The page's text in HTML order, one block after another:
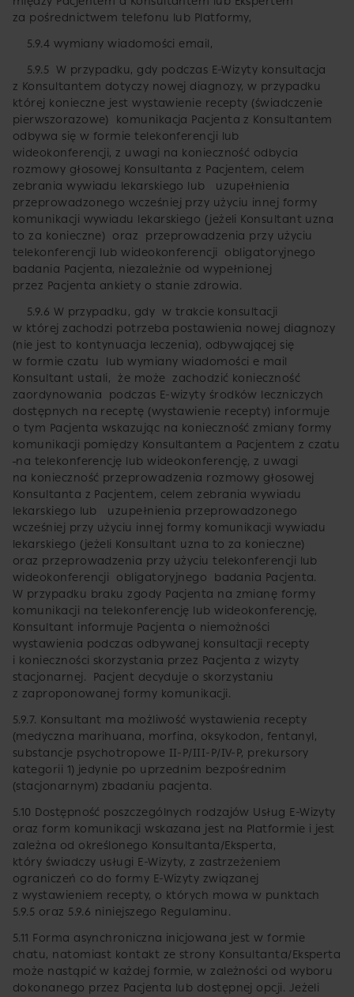
za pośrednictwem telefonu lub Platformy,
5.9.4 wymiany wiadomości email,
5.9.5 W przypadku, gdy podczas E-Wizyty konsultacja
z Konsultantem dotyczy nowej diagnozy, w przypadku
której konieczne jest wystawienie recepty (świadczenie
pierwszorazowe) komunikacja Pacjenta z Konsultantem
odbywa się w formie telekonferencji lub
wideokonferencji, z uwagi na konieczność odbycia
rozmowy głosowej Konsultanta z Pacjentem, celem
zebrania wywiadu lekarskiego lub uzupełnienia
przeprowadzonego wcześniej przy użyciu innej formy
komunikacji wywiadu lekarskiego (jeżeli Konsultant uzna
to za konieczne) oraz przeprowadzenia przy użyciu
telekonferencji lub wideokonferencji obligatoryjnego
badania Pacjenta, niezależnie od wypełnionej
przez Pacjenta ankiety o stanie zdrowia.
5.9.6 W przypadku, gdy w trakcie konsultacji
w której zachodzi potrzeba postawienia nowej diagnozy
(nie jest to kontynuacja leczenia), odbywającej się
w formie czatu lub wymiany wiadomości e mail
Konsultant ustali, że może zachodzić konieczność
zaordynowania podczas E-wizyty środków leczniczych
dostępnych na receptę (wystawienie recepty) informuje
o tym Pacjenta wskazując na konieczność zmiany formy
komunikacji pomiędzy Konsultantem a Pacjentem z czatu
na telekonferencję lub wideokonferencję, z uwagi
na konieczność przeprowadzenia rozmowy głosowej
Konsultanta z Pacjentem, celem zebrania wywiadu
lekarskiego lub uzupełnienia przeprowadzonego
wcześniej przy użyciu innej formy komunikacji wywiadu
lekarskiego (jeżeli Konsultant uzna to za konieczne)
oraz przeprowadzenia przy użyciu telekonferencji lub
wideokonferencji obligatoryjnego badania Pacjenta.
W przypadku braku zgody Pacjenta na zmianę formy
komunikacji na telekonferencję lub wideokonferencję,
Konsultant informuje Pacjenta o niemożności
wystawienia podczas odbywanej konsultacji recepty
i konieczności skorzystania przez Pacjenta z wizyty
stacjonarnej. Pacjent decyduje o skorzystaniu
z zaproponowanej formy komunikacji.
5.9.7. Konsultant ma możliwość wystawienia recepty
(medyczna marihuana, morfina, oksykodon, fentanyl,
substancje psychotropowe II-P/III-P/IV-P, prekursory
kategorii 1) jedynie po uprzednim bezpośrednim
(stacjonarnym) zbadaniu pacjenta.
5.10 Dostępność poszczególnych rodzajów Usług E-Wizyty
oraz form komunikacji wskazana jest na Platformie i jest
zależna od określonego Konsultanta/Eksperta,
który świadczy usługi E-Wizyty, z zastrzeżeniem
ograniczeń co do formy E-Wizyty związanej
z wystawieniem recepty, o których mowa w punktach
5.9.5 oraz 5.9.6 niniejszego Regulaminu.
5.11 Forma asynchroniczna inicjowana jest w formie
chatu, natomiast kontakt ze strony Konsultanta/Eksperta
może nastąpić w każdej formie, w zależności od wyboru
dokonanego przez Pacjenta lub dostępnej opcji. Jeżeli